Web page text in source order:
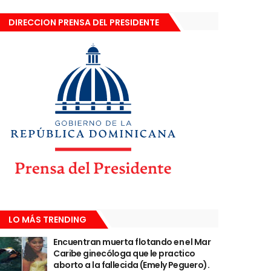
DIRECCION PRENSA DEL PRESIDENTE
LO MÁS TRENDING
Encuentran muerta flotando en el Mar
Caribe ginecóloga que le practico
aborto a la fallecida (Emely Peguero).